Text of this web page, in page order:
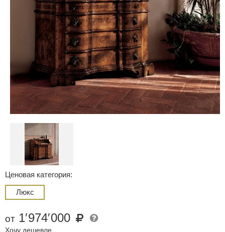
Ценовая категория:
Люкс
от 1′974′000
Хочу дешевле